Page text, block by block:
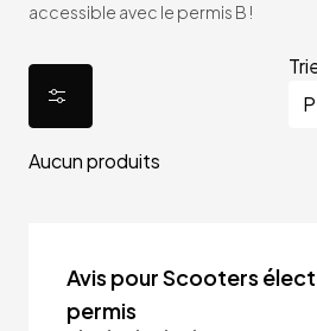
accessible avec le permis B !
Aucun produits
Avis pour Scooters
permis